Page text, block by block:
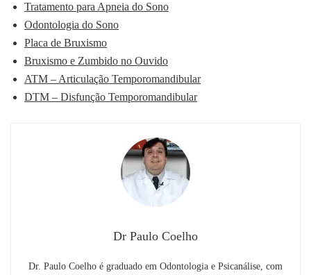
Tratamento para Apneia do Sono
Odontologia do Sono
Placa de Bruxismo
Bruxismo e Zumbido no Ouvido
ATM – Articulação Temporomandibular
DTM – Disfunção Temporomandibular
Dr Paulo Coelho
Dr. Paulo Coelho é graduado em Odontologia e Psicanálise, com